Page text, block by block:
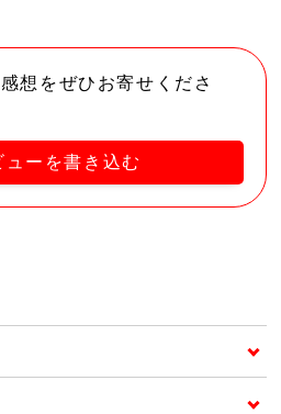
想をぜひお寄せくださ
ューを書き込む